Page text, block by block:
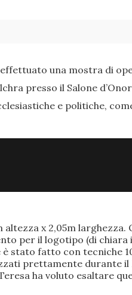
una mostra di
presso il Salone
e politiche,
x 2,05m
per il logotipo (di chiara
stato fatto con tecniche
prettamente durante
ha voluto esaltare